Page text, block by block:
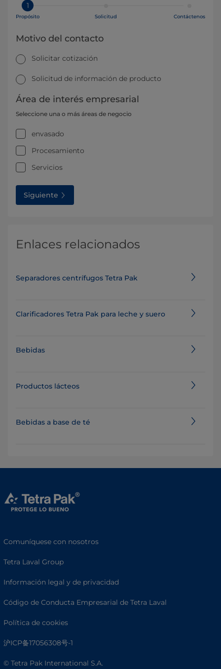
1
Propósito Solicitud Contáctenos
Motivo del contacto
Solicitar cotización
Solicitud de información de producto
Área de interés empresarial
Seleccione una o más áreas de negocio
envasado
Procesamiento
Servicios
Siguiente
Enlaces relacionados
Separadores centrífugos Tetra Pak
Clarificadores Tetra Pak para leche y suero
Bebidas
Productos lácteos
Bebidas a base de té
Comuníquese con nosotros
Tetra Laval Group
Información legal y de privacidad
Código de Conducta Empresarial de Tetra Laval
Política de cookies
沪ICP备17056308号-1
© Tetra Pak International S.A.